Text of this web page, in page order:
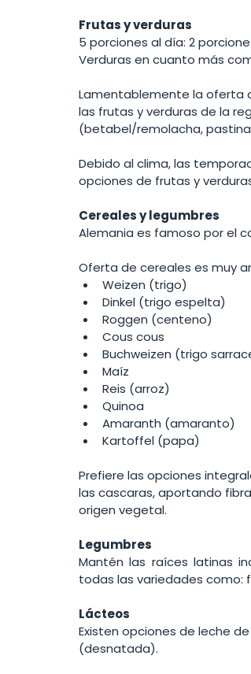
Frutas y verduras
5 porciones al día: 2
Verduras en cuanto más
Lamentablemente la oferta
las frutas y verduras de la
(betabel/remolacha,
Debido al clima, las
opciones de frutas y
Cereales y legumbres
Alemania es famoso por el
Oferta de cereales es muy
Weizen (trigo)
Dinkel (trigo espelta)
Roggen (centeno)
Cous cous
Buchweizen (trigo
Maíz
Reis (arroz)
Quinoa
Amaranth (amaranto)
Kartoffel (papa)
Prefiere las opciones
las cascaras, aportando
origen vegetal.
Legumbres
Mantén las raíces latinas
todas las variedades como:
Lácteos
Existen opciones de leche
(desnatada).